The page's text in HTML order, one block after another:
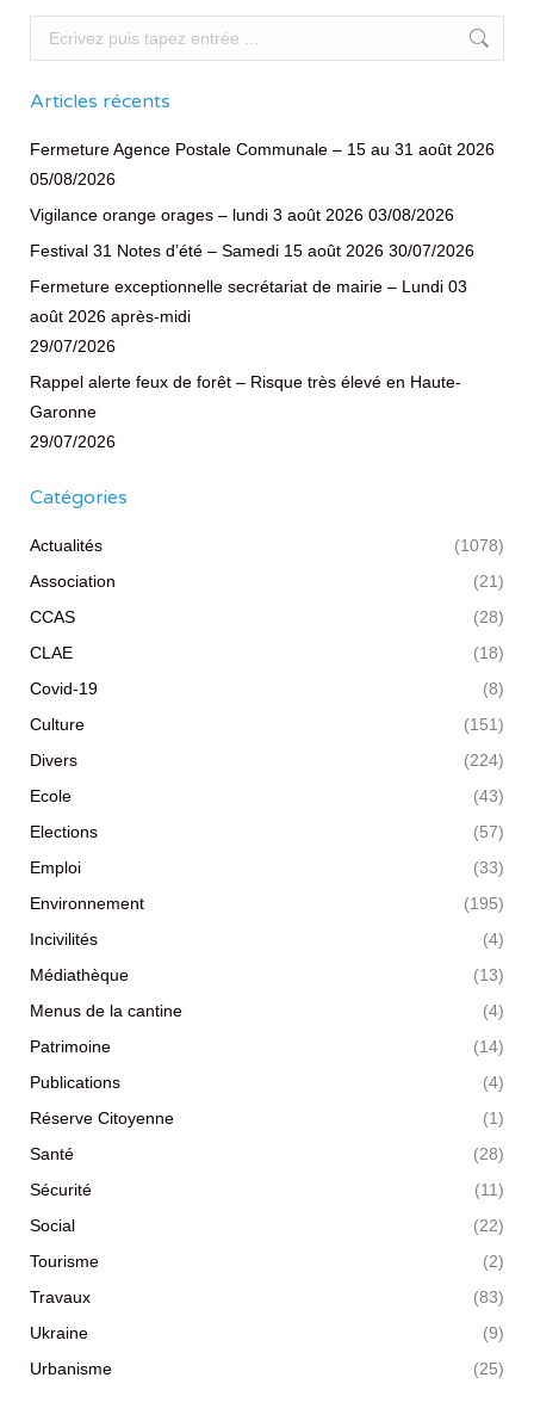
Recherche
Articles récents
Fermeture Agence Postale Communale – 15 au 31 août 2026
05/08/2026
Vigilance orange orages – lundi 3 août 2026 03/08/2026
Festival 31 Notes d’été – Samedi 15 août 2026 30/07/2026
Fermeture exceptionnelle secrétariat de mairie – Lundi 03
août 2026 après-midi
29/07/2026
Rappel alerte feux de forêt – Risque très élevé en Haute-
Garonne
29/07/2026
Catégories
Actualités
(1078)
Association
(21)
CCAS
(28)
CLAE
(18)
Covid-19
(8)
Culture
(151)
Divers
(224)
Ecole
(43)
Elections
(57)
Emploi
(33)
Environnement
(195)
Incivilités
(4)
Médiathèque
(13)
Menus de la cantine
(4)
Patrimoine
(14)
Publications
(4)
Réserve Citoyenne
(1)
Santé
(28)
Sécurité
(11)
Social
(22)
Tourisme
(2)
Travaux
(83)
Ukraine
(9)
Urbanisme
(25)